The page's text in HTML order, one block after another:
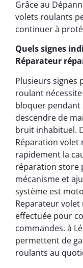
Grâce au
volets roulants
continuer à
Quels signes
Réparateur
Plusieurs signes
roulant
bloquer
descendre de
bruit inhabituel.
Réparation volet
rapidement la
réparation store
mécanisme et
système est
Reparateur
effectuée pour
commandes. à
permettent de
roulants au